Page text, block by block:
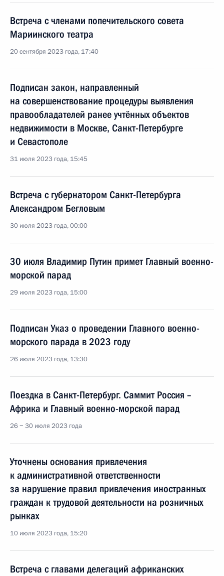
Встреча с членами попечительского совета
Мариинского театра
20 сентября 2023 года, 17:40
Подписан закон, направленный
на совершенствование процедуры выявления
правообладателей ранее учтённых объектов
недвижимости в Москве, Санкт-Петербурге
и Севастополе
31 июля 2023 года, 15:45
Встреча с губернатором Санкт-Петербурга
Александром Бегловым
30 июля 2023 года, 00:00
30 июля Владимир Путин примет Главный военно-
морской парад
29 июля 2023 года, 15:00
Подписан Указ о проведении Главного военно-
морского парада в 2023 году
26 июля 2023 года, 13:30
Поездка в Санкт-Петербург. Саммит Россия –
Африка и Главный военно-морской парад
26 − 30 июля 2023 года
Уточнены основания привлечения
к административной ответственности
за нарушение правил привлечения иностранных
граждан к трудовой деятельности на розничных
рынках
10 июля 2023 года, 15:20
Встреча с главами делегаций африканских